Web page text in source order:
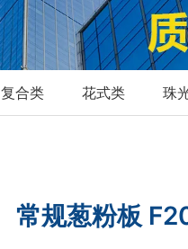
复合类 花式类 珠
常规葱粉板